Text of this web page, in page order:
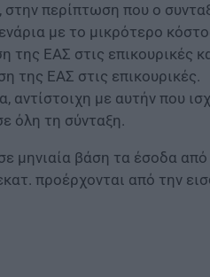
περίπτωση που ο
με το μικρότερο
ΕΑΣ στις επικουρικές
της ΕΑΣ στις επικουρικές.
αντίστοιχη με αυτήν που
όλη τη σύνταξη.
μηνιαία βάση τα έσοδα
προέρχονται από την